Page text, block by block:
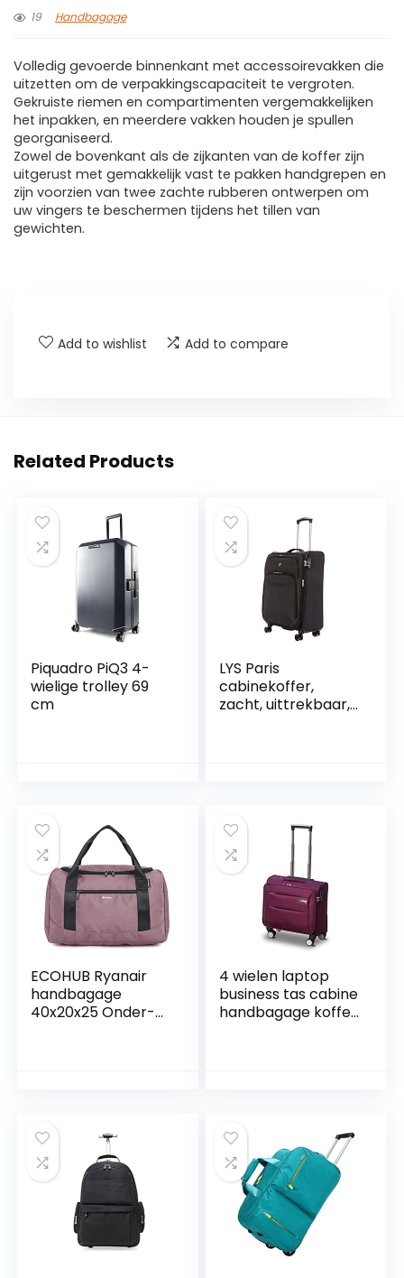
19
Handbagage
Volledig gevoerde binnenkant met accessoirevakken die
uitzetten om de verpakkingscapaciteit te vergroten.
Gekruiste riemen en compartimenten vergemakkelijken
het inpakken, en meerdere vakken houden je spullen
georganiseerd.
Zowel de bovenkant als de zijkanten van de koffer zijn
uitgerust met gemakkelijk vast te pakken handgrepen en
zijn voorzien van twee zachte rubberen ontwerpen om
uw vingers te beschermen tijdens het tillen van
gewichten.
Add to wishlist Add to compare
Related Products
Piquadro PiQ3 4-
wielige trolley 69
cm
LYS Paris
cabinekoffer,
zacht, uittrekbaar,
ECOHUB Ryanair
handbagage
40x20x25 Onder-
vrouwen en
mannen
Gerecycleerd PET
Vriendschappelijk(
Donkerroze)
4 wielen laptop
business tas cabine
handbagage koffer